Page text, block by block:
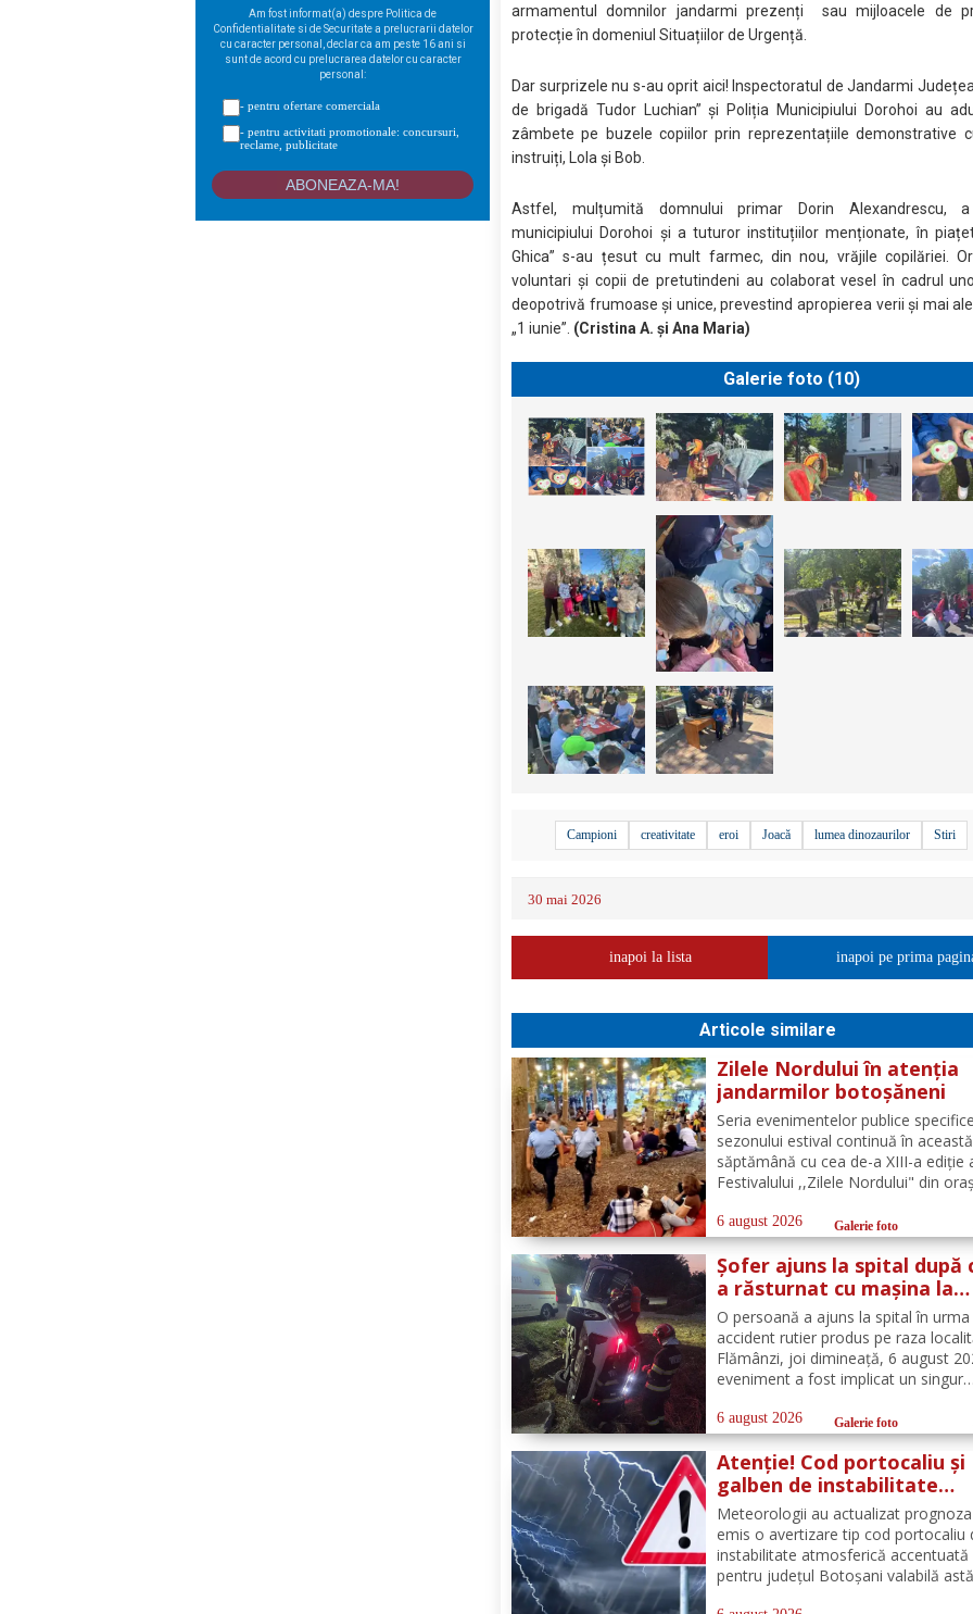
Am fost informat(a) despre Politica de
Confidentialitate si de Securitate a prelucrarii datelor
cu caracter personal, declar ca am peste 16 ani si
sunt de acord cu prelucrarea datelor cu caracter
personal:
- pentru ofertare comerciala
- pentru activitati promotionale: concursuri,
reclame, publicitate
armamentul domnilor jandarmi prezenți sau mijloacele de
protecție în domeniul Situațiilor de Urgență.
Dar surprizele nu s-au oprit aici! Inspectoratul de Jandarmi
de brigadă Tudor Luchian” și Poliția Municipiului Dorohoi au
zâmbete pe buzele copiilor prin reprezentațiile demonstrative
instruiți, Lola și Bob.
Astfel, mulțumită domnului primar Dorin Alexandrescu,
municipiului Dorohoi și a tuturor instituțiilor menționate, în
Ghica” s-au țesut cu mult farmec, din nou, vrăjile copilăriei.
voluntari și copii de pretutindeni au colaborat vesel în cadrul
deopotrivă frumoase și unice, prevestind apropierea verii și mai
„1 iunie”. (Cristina A. și Ana Maria)
Galerie foto (10)
Campioni creativitate eroi Joacă lumea dinozaurilor Stiri
30 mai 2026
inapoi la lista inapoi pe prima
Articole similare
Zilele Nordului în atenția
jandarmilor botoșăneni
Seria evenimentelor publice specifice
sezonului estival continuă în această
săptămână cu cea de-a XIII-a ediție
Festivalului ,,Zilele Nordului" din
numeroasă la care Inspectoratul de
Jandarmi Județean Botoșani, în
cu partenerii instituționali,...
6 august 2026 Galerie foto
Șofer ajuns la spital după
a răsturnat cu mașina la
Flămânzi
O persoană a ajuns la spital în urma
accident rutier produs pe raza
Flămânzi, joi dimineață, 6 august
eveniment a fost implicat un singur
scurt timp, pompierii din cadrul
de Lucru Flămânzi, cu o
stingere și...
6 august 2026 Galerie foto
Atenție! Cod portocaliu și
galben de instabilitate
atmosferică pentru
Botoșani
Meteorologii au actualizat
emis o avertizare tip cod portocaliu
instabilitate atmosferică accentuată
pentru județul Botoșani valabilă